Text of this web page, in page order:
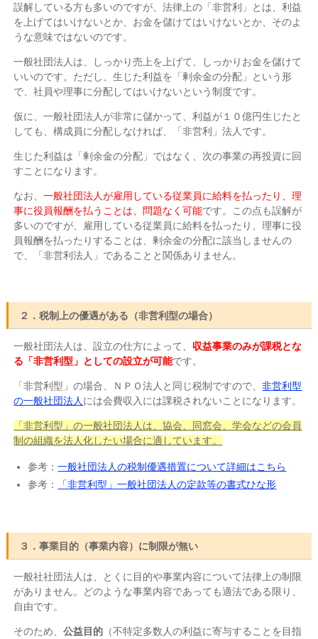
誤解している方も多いのですが、法律上の「非営利」とは、利益
を上げてはいけないとか、お金を儲けてはいけないとか、そのよ
うな意味ではないのです。
一般社団法人は、しっかり売上を上げて、しっかりお金を儲けて
いいのです。ただし、生じた利益を「剰余金の分配」という形
で、社員や理事に分配してはいけないという制度です。
仮に、一般社団法人が非常に儲かって、利益が１０億円生じたと
しても、構成員に分配しなければ、「非営利」法人です。
生じた利益は「剰余金の分配」ではなく、次の事業の再投資に回
すことになります。
なお、一般社団法人が雇用している従業員に給料を払ったり、理
事に役員報酬を払うことは、問題なく可能です。この点も誤解が
多いのですが、雇用している従業員に給料を払ったり、理事に役
員報酬を払ったりすることは、剰余金の分配に該当しませんの
で、「非営利法人」であることと関係ありません。
２．税制上の優遇がある（非営利型の場合）
一般社団法人は、設立の仕方によって、 収益事業のみが課税とな
る「非営利型」としての設立が可能です。
「非営利型」の場合、ＮＰＯ法人と同じ税制ですので、非営利型
の一般社団法人 には会費収入には課税されないことになります。
「非営利型」の一般社団法人は、協会、同窓会、学会などの会員
制の組織を法人化したい場合に適しています。
参考：一般社団法人の税制優遇措置について詳細はこちら
参考：
「非営利型」一般社団法人の定款等の書式ひな形
３．事業目的（事業内容）に制限が無い
一般社社団法人は、とくに目的や事業内容について法律上の制限
がありません。どのような事業内容であっても適法である限り、
自由です。
そのため、公益目的 （不特定多数人の利益に寄与することを目指